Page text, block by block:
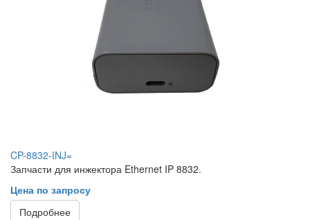
CP-8832-INJ=
Запчасти для инжектора Ethernet IP 8832.
Цена по запросу
Подробнее